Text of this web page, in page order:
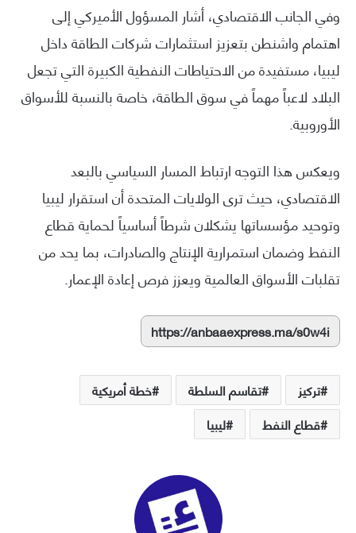
وفي الجانب الاقتصادي، أشار المسؤول الأميركي إلى
اهتمام واشنطن بتعزيز استثمارات شركات الطاقة داخل
ليبيا، مستفيدة من الاحتياطات النفطية الكبيرة التي تجعل
البلاد لاعباً مهماً في سوق الطاقة، خاصة بالنسبة للأسواق
الأوروبية.
ويعكس هذا التوجه ارتباط المسار السياسي بالبعد
الاقتصادي، حيث ترى الولايات المتحدة أن استقرار ليبيا
وتوحيد مؤسساتها يشكلان شرطاً أساسياً لحماية قطاع
النفط وضمان استمرارية الإنتاج والصادرات، بما يحد من
تقلبات الأسواق العالمية ويعزز فرص إعادة الإعمار.
https://anbaaexpress.ma/s0w4i
تركيز تقاسم السلطة
خطة أمريكية
قطاع النفط
ليبيا